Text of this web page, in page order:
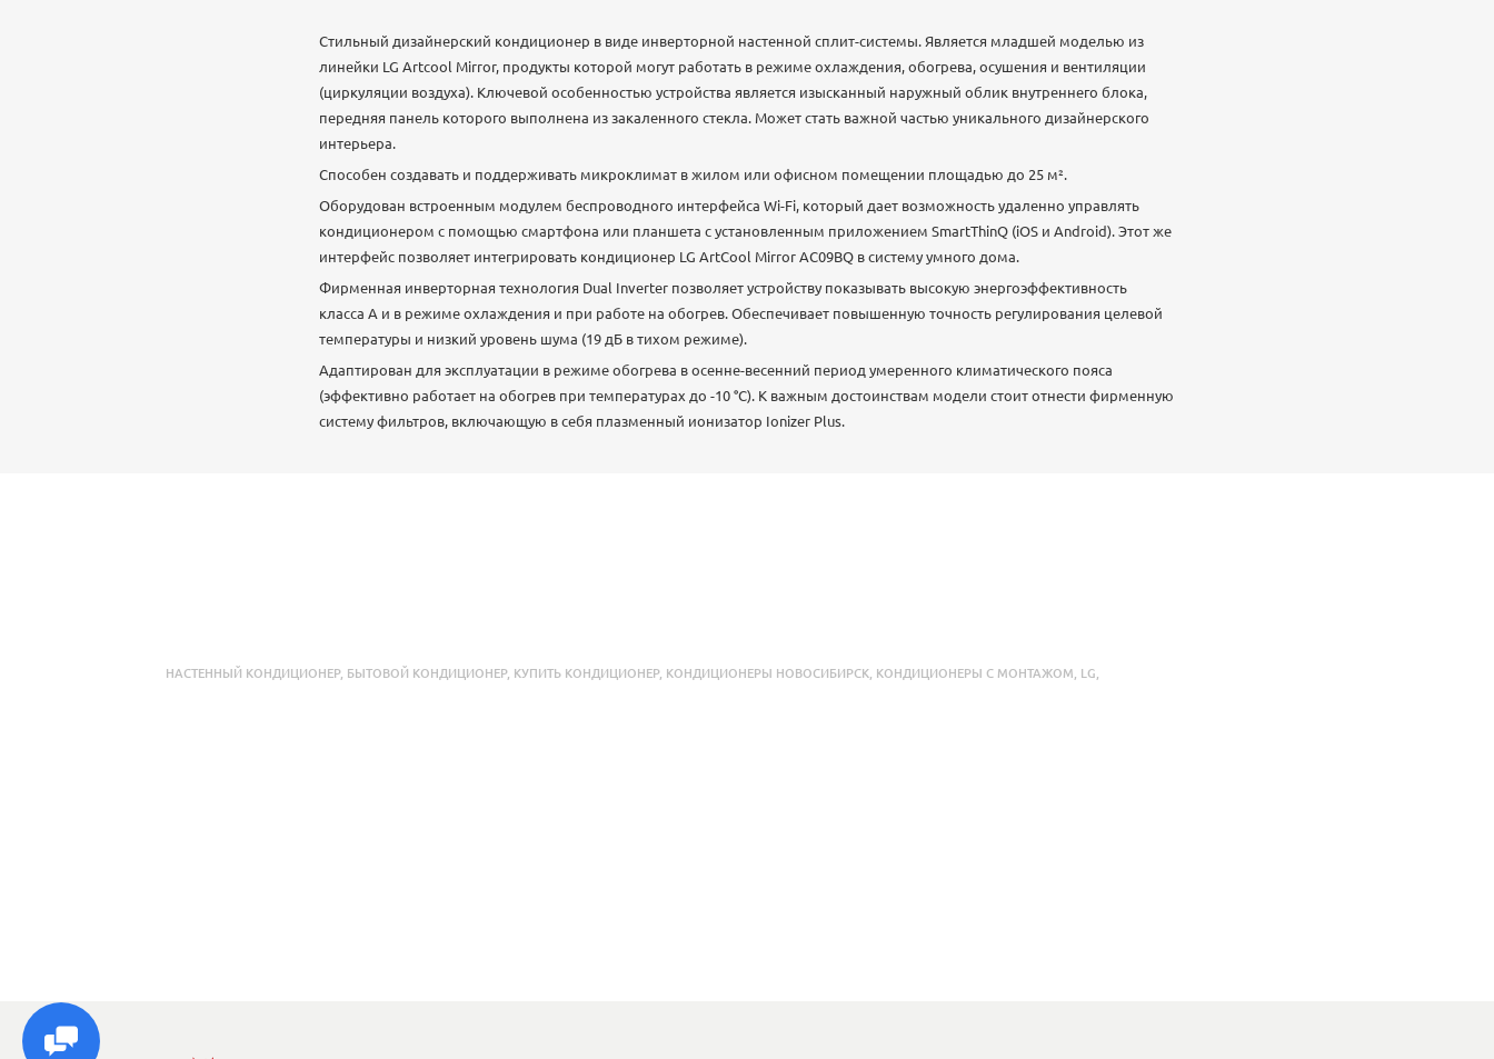
Стильный дизайнерский кондиционер в виде инверторной настенной сплит-системы. Является младшей моделью из
линейки LG Artcool Mirror, продукты которой могут работать в режиме охлаждения, обогрева, осушения и вентиляции
(циркуляции воздуха). Ключевой особенностью устройства является изысканный наружный облик внутреннего блока,
передняя панель которого выполнена из закаленного стекла. Может стать важной частью уникального дизайнерского
интерьера.
Способен создавать и поддерживать микроклимат в жилом или офисном помещении площадью до 25 м².
Оборудован встроенным модулем беспроводного интерфейса Wi-Fi, который дает возможность удаленно управлять
кондиционером с помощью смартфона или планшета с установленным приложением SmartThinQ (iOS и Android). Этот же
интерфейс позволяет интегрировать кондиционер LG ArtCool Mirror AC09BQ в систему умного дома.
Фирменная инверторная технология Dual Inverter позволяет устройству показывать высокую энергоэффективность
класса А и в режиме охлаждения и при работе на обогрев. Обеспечивает повышенную точность регулирования целевой
температуры и низкий уровень шума (19 дБ в тихом режиме).
Адаптирован для эксплуатации в режиме обогрева в осенне-весенний период умеренного климатического пояса
(эффективно работает на обогрев при температурах до -10 °C). К важным достоинствам модели стоит отнести фирменную
систему фильтров, включающую в себя плазменный ионизатор Ionizer Plus.
НАСТЕННЫЙ КОНДИЦИОНЕР, БЫТОВОЙ КОНДИЦИОНЕР, КУПИТЬ КОНДИЦИОНЕР, КОНДИЦИОНЕРЫ НОВОСИБИРСК КОНДИЦИОНЕРЫ С МОНТАЖОМ LG